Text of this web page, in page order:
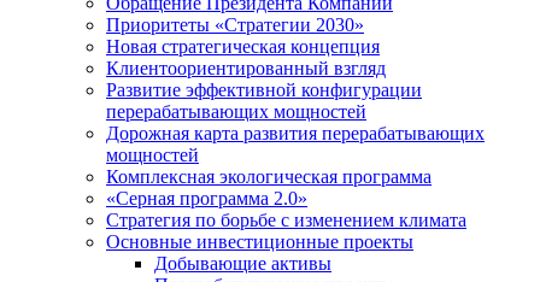
Приоритеты «Стратегии 2030»
Новая стратегическая концепция
Клиентоориентированный взгляд
Развитие эффективной конфигурации
перерабатывающих мощностей
Дорожная карта развития перерабатывающих
мощностей
Комплексная экологическая программа
«Серная программа 2.0»
Стратегия по борьбе с изменением климата
Основные инвестиционные проекты
Добывающие активы